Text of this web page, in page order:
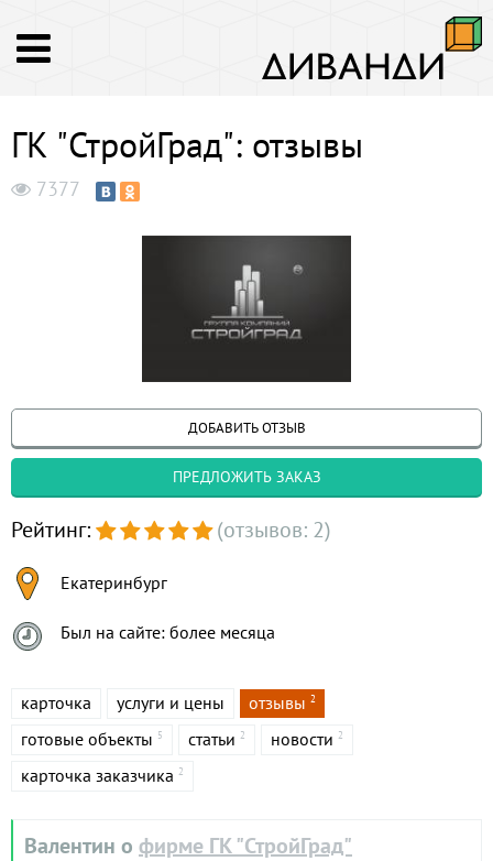
ГК "СтройГрад": отзывы
7377
ДОБАВИТЬ ОТЗЫВ
ПРЕДЛОЖИТЬ ЗАКАЗ
Рейтинг: (отзывов: 2)
Екатеринбург
Был на сайте: более месяца
карточка услуги и цены отзывы 2
готовые объекты 5 статьи 2 новости 2
карточка заказчика 2
Валентин о фирме ГК "СтройГрад"